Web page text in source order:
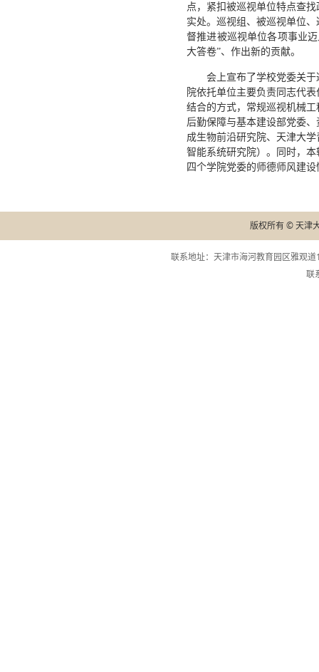
点，紧扣被巡视单位特点查
实处。巡视组、被巡视单位
督推进被巡视单位各项事业
大答卷”、作出新的贡献。
会上宣布了学校党委关
院依托单位主要负责同志代
结合的方式，常规巡视机械
后勤保障与基本建设部党委
成生物前沿研究院、天津大
智能系统研究院）。同时，
四个学院党委的师德师风建设
版权所有 © 天津
联系地址：天津市海河教育园区雅观
联